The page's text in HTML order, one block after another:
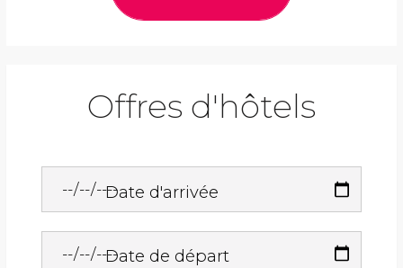
Offres d'hôtels
Date d'arrivée
Date de départ